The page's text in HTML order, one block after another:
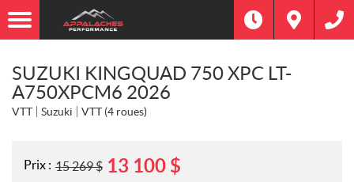
SUZUKI KINGQUAD 750 XPC LT-
A750XPCM6 2026
VTT Suzuki VTT (4 roues)
Prix : 15 269$ 13 100 $